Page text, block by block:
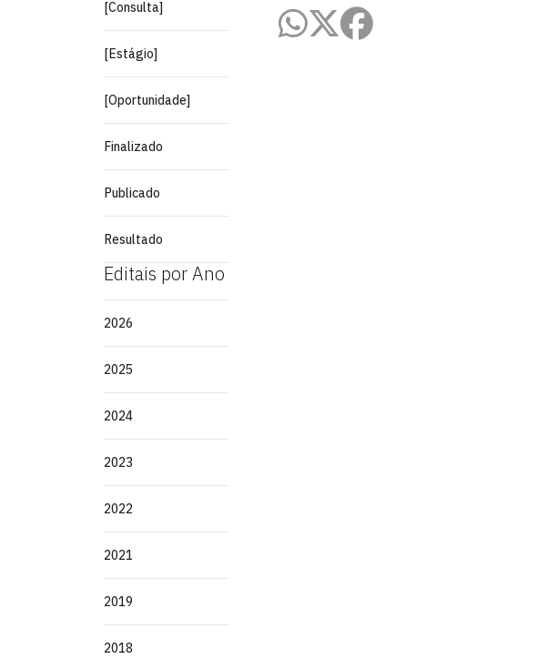
[Consulta]
[Estágio]
[Oportunidade]
Finalizado
Publicado
Resultado
Editais por Ano
2026
2025
2024
2023
2022
2021
2019
2018